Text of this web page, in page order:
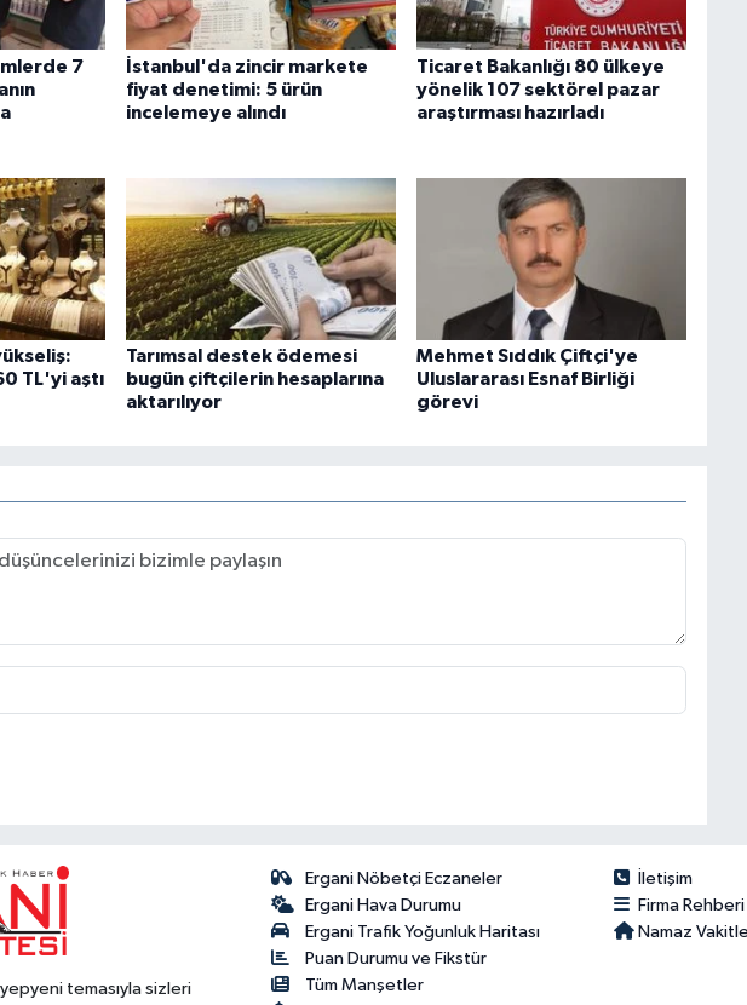
7
İstanbul'da zincir markete
fiyat denetimi: 5 ürün
incelemeye alındı
Ticaret Bakanlığı 80 ülkeye
yönelik 107 sektörel pazar
araştırması hazırladı
TL'yi aştı
Tarımsal destek ödemesi
bugün çiftçilerin hesaplarına
aktarılıyor
Mehmet Sıddık Çiftçi'ye
Uluslararası Esnaf Birliği
görevi
temasıyla sizleri
Ergani Nöbetçi Eczaneler
Ergani Hava Durumu
Ergani Trafik Yoğunluk Haritası
Puan Durumu ve Fikstür
Tüm Manşetler
İletişim
Firma Rehberi
Namaz